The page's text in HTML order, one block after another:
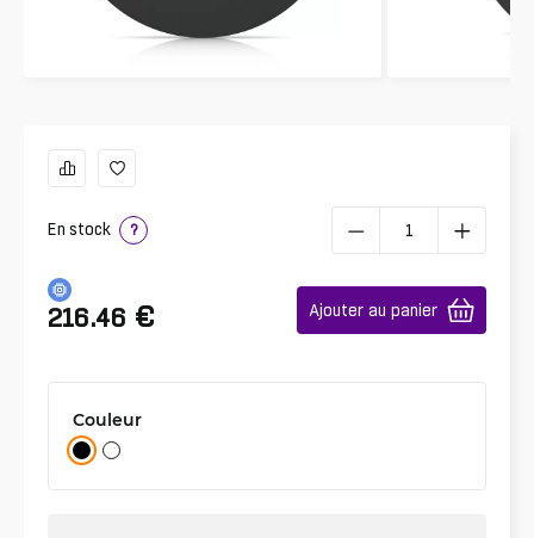
En stock ?
216.46 € Ajouter au panier
Couleur